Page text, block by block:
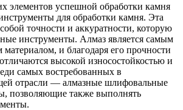
элементов успешной обработки камня
для обработки камня. Эта
точности и аккуратности, которую
инструменты. Алмаз является самым
и благодаря его прочности
высокой износостойкостью и
самых востребованных в
отрасли — алмазные шлифовальные
позволяющие также выполнять